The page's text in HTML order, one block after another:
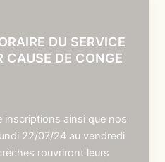
DU SERVICE
CAUSE DE CONGE
inscriptions ainsi que nos
22/07/24 au vendredi
rouvriront leurs